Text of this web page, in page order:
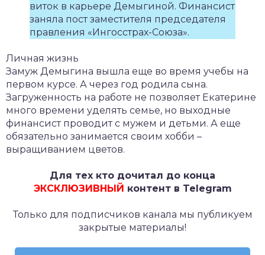
виток в карьере Демыгиной. Финансист
заняла пост заместителя председателя
правления «Ингосстрах-Союза».
Личная жизнь
Замуж Демыгина вышла еще во время учебы на
первом курсе. А через год родила сына.
Загруженность на работе не позволяет Екатерине
много времени уделять семье, но выходные
финансист проводит с мужем и детьми. А еще
обязательно занимается своим хобби –
выращиванием цветов.
Для тех кто дочитал до конца
ЭКСКЛЮЗИВНЫЙ контент в Telegram
Только для подписчиков канала мы публикуем
закрытые материалы!